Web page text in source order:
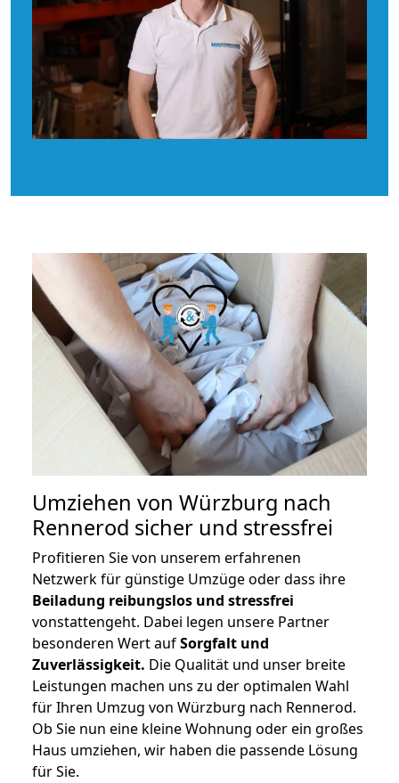
Umziehen von Würzburg nach
Rennerod sicher und stressfrei
Profitieren Sie von unserem erfahrenen
Netzwerk für günstige Umzüge oder dass ihre
Beiladung reibungslos und stressfrei
vonstattengeht. Dabei legen unsere Partner
besonderen Wert aufSorgfalt und
Zuverlässigkeit. Die Qualität und unser breite
Leistungen machen uns zu der optimalen Wahl
für Ihren Umzug von Würzburg nach Rennerod.
Ob Sie nun eine kleine Wohnung oder ein großes
Haus umziehen, wir haben die passende Lösung
für Sie.